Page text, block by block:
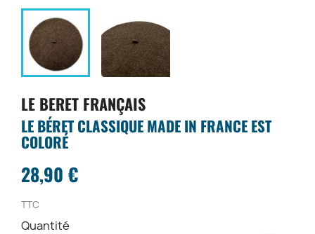
LE BERET FRANÇAIS
LE BÉRET CLASSIQUE MADE IN FRANCE EST
COLORÉ
28,90 €
TTC
Quantité